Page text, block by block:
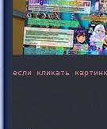
если кликать